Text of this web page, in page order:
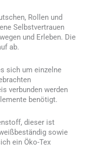
Rollen und
Selbstvertrauen
und Erleben. Die
ab.
sich um einzelne
verbunden werden
benötigt.
dieser ist
sowie
ein Öko-Tex